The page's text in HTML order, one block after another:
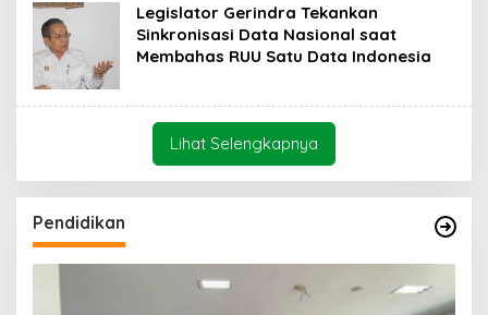
Legislator Gerindra Tekankan
Sinkronisasi Data Nasional saat
Membahas RUU Satu Data Indonesia
Lihat Selengkapnya
Pendidikan